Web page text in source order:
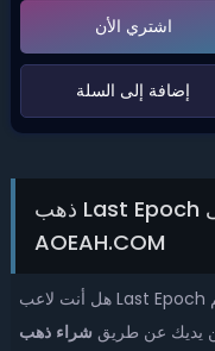
اشتري الأن
‌إضافة إلى السلة‌
ذهب Last Epoch آمن، سريع ورخيص للبيع على
AOEAH.COM
هل أنت لاعب Last Epoch يبحث عن تحسين تجربة اللعب؟ ادخل عالم
يديك عن طريق شراء ذهب Last